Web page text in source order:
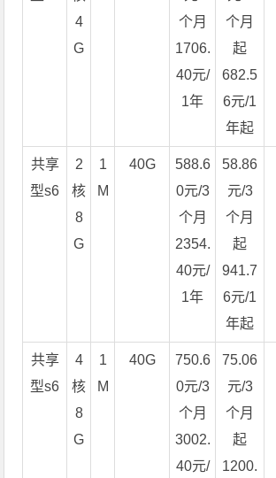
4
G
个月
1706.
40元/
1年
个月
起
682.5
6元/1
年起
共享
型s6
2
核
8
G
1
M
40G
588.6
0元/3
个月
2354.
40元/
1年
58.86
元/3
个月
起
941.7
6元/1
年起
共享
型s6
4
核
8
G
1
M
40G
750.6
0元/3
个月
3002.
40元/
75.06
元/3
个月
起
1200.